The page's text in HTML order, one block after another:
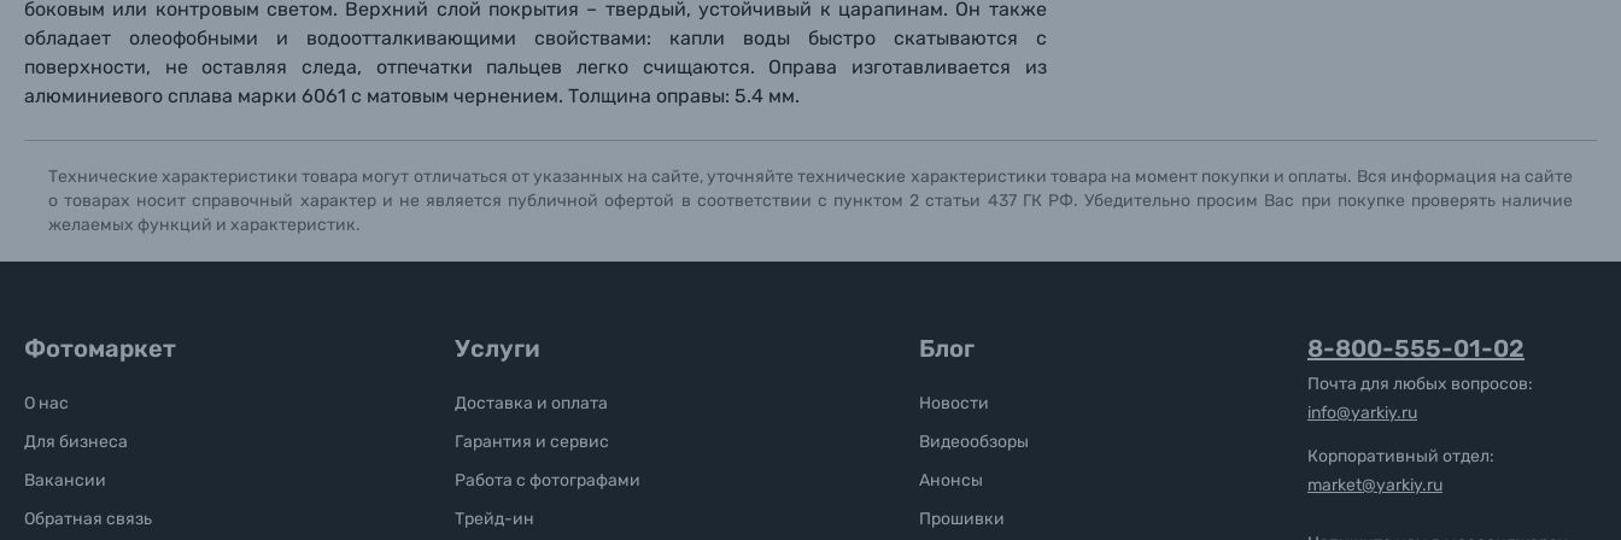
Отправить вопрос
Отправить вопрос
Солнцезащитные очки
Уценённые товары
боковым или контровым светом. Верхний слой покрытия – твердый, устойчивый к царапинам. Он также
обладает олеофобными и водоотталкивающими свойствами: капли воды быстро скатываются с
поверхности, не оставляя следа, отпечатки пальцев легко счищаются. Оправа изготавливается из
алюминиевого сплава марки 6061 с матовым чернением. Толщина оправы: 5.4 мм.
Технические характеристики товара могут отличаться от указанных на сайте, уточняйте технические характеристики товара на момент покупки и оплаты. Вся информация на сайте
о товарах носит справочный характер и не является публичной офертой в соответствии с пунктом 2 статьи 437 ГК РФ. Убедительно просим Вас при покупке проверять наличие
желаемых функций и характеристик.
Отправить вопрос
Фотомаркет
О нас
Для бизнеса
Вакансии
Обратная связь
Услуги
Доставка и оплата
Гарантия и сервис
Работа с фотографами
Трейд-ин
Блог
Новости
Видеообзоры
Анонсы
Прошивки
8-800-555-01-02
Почта для любых вопросов:
info@yarkiy.ru
Корпоративный отдел:
market@yarkiy.ru